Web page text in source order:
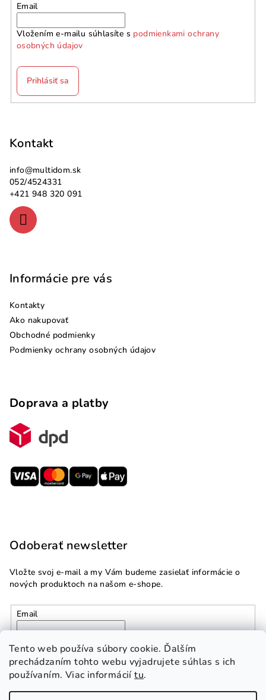
Tento web používa súbory cookie. Ďalším
prechádzaním tohto webu vyjadrujete súhlas s ich
používaním. Viac informáciítu.
Email
Vložením e-mailu súhlasíte s podmienkami ochrany
osobných údajov
Prihlásiť sa
Kontakt
info@multidom.sk
052/4524331
+421 948 320 091
Informácie pre vás
Kontakty
Ako nakupovať
Obchodné podmienky
Podmienky ochrany osobných údajov
Doprava a platby
Odoberať newsletter
Vložte svoj e-mail a my Vám budeme zasielať informácie o
nových produktoch na našom e-shope.
Email
podmienkami ochrany
osobných údajov